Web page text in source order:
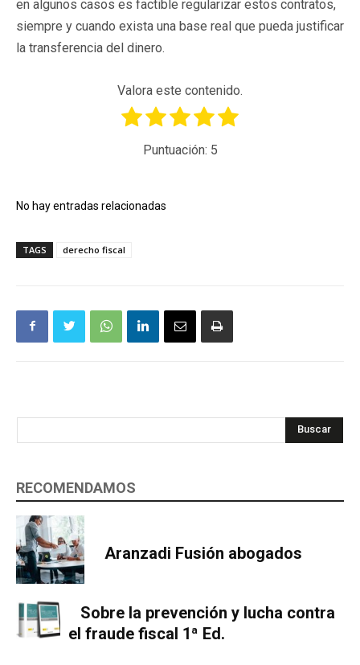
en algunos casos es factible regularizar estos contratos,
siempre y cuando exista una base real que pueda justificar
la transferencia del dinero.
Valora este contenido.
Puntuación: 5
No hay entradas relacionadas
TAGS derecho fiscal
Buscar
RECOMENDAMOS
Aranzadi Fusión abogados
Sobre la prevención y lucha contra
el fraude fiscal 1ª Ed.